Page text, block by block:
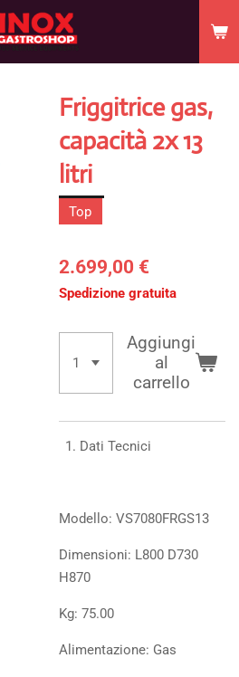
Friggitrice gas,
capacità 2x 13
litri
Top
2.699,00 €
Spedizione gratuita
Aggiungi
al
carrello
Dati Tecnici
Modello: VS7080FRGS13
Dimensioni: L800 D730
H870
Kg: 75.00
Alimentazione: Gas